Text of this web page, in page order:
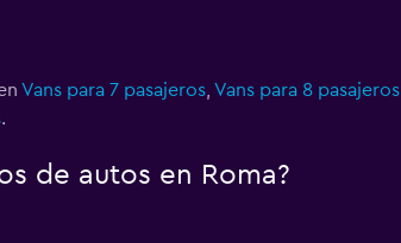
Vans para 7 pasajeros, Vans para 8 pasajeros,
.
de autos en Roma?